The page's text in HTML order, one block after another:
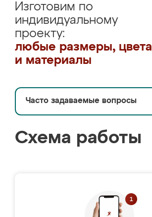
Изготовим по
индивидуальному
проекту:
любые размеры, цвета
и материалы
Часто задаваемые вопросы
Схема работы